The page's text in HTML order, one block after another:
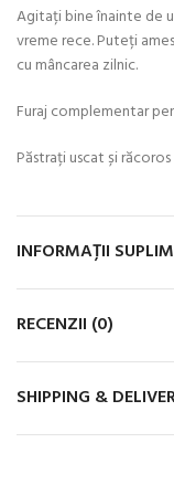
Agitați bine înainte de
vreme rece. Puteți
cu mâncarea zilnic.
Furaj complementar
Păstrați uscat și răcoros
INFORMAȚII
RECENZII (0)
SHIPPING &